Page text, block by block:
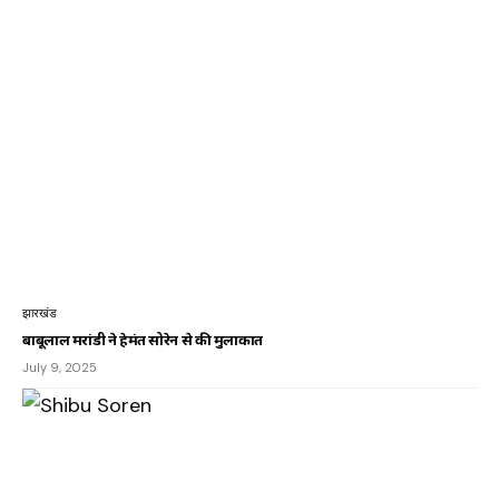
झारखंड
बाबूलाल मरांडी ने हेमंत सोरेन से की मुलाकात
July 9, 2025